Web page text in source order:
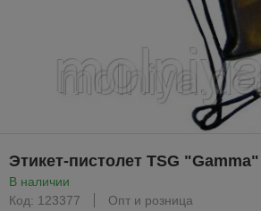
Этикет-пистолет TSG "Gamma"
В наличии
Код: 123377
Опт и розница